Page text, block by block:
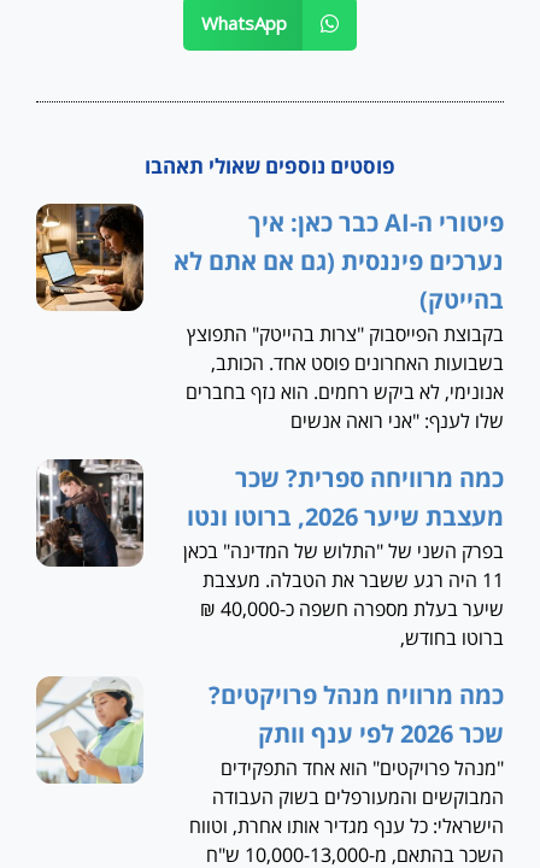
WhatsApp
פוסטים נוספים שאולי תאהבו
פיטורי ה-AI כבר כאן: איך
נערכים פיננסית (גם אם אתם לא
בהייטק)
בקבוצת הפייסבוק "צרות בהייטק" התפוצץ
בשבועות האחרונים פוסט אחד. הכותב,
אנונימי, לא ביקש רחמים. הוא נזף בחברים
שלו לענף: "אני רואה אנשים
כמה מרוויחה ספרית? שכר
מעצבת שיער 2026, ברוטו ונטו
בפרק השני של "התלוש של המדינה" בכאן
11 היה רגע ששבר את הטבלה. מעצבת
שיער בעלת מספרה חשפה כ-40,000 ₪
ברוטו בחודש,
כמה מרוויח מנהל פרויקטים?
שכר 2026 לפי ענף וותק
"מנהל פרויקטים" הוא אחד התפקידים
המבוקשים והמעורפלים בשוק העבודה
הישראלי: כל ענף מגדיר אותו אחרת, וטווח
השכר בהתאם, מ-10,000-13,000 ש"ח